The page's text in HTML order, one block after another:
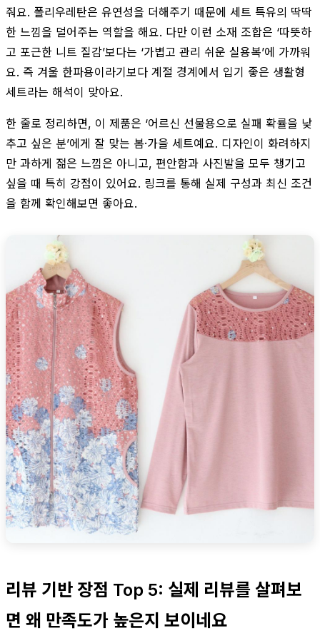
줘요. 폴리우레탄은 유연성을 더해주기 때문에 세트 특유의 딱딱
한 느낌을 덜어주는 역할을 해요. 다만 이런 소재 조합은 ‘따뜻하
고 포근한 니트 질감’보다는 ‘가볍고 관리 쉬운 실용복’에 가까워
요. 즉 겨울 한파용이라기보다 계절 경계에서 입기 좋은 생활형
세트라는 해석이 맞아요.
한 줄로 정리하면, 이 제품은 ‘어르신 선물용으로 실패 확률을 낮
추고 싶은 분’에게 잘 맞는 봄·가을 세트예요. 디자인이 화려하지
만 과하게 젊은 느낌은 아니고, 편안함과 사진발을 모두 챙기고
싶을 때 특히 강점이 있어요. 링크를 통해 실제 구성과 최신 조건
을 함께 확인해보면 좋아요.
리뷰 기반 장점 Top 5: 실제 리뷰를 살펴보
면 왜 만족도가 높은지 보이네요